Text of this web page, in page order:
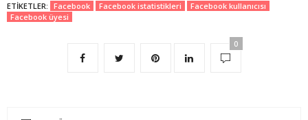
ETIKETLER: Facebook Facebook istatistikleri
Facebook kullanıcısı
Facebook üyesi
0